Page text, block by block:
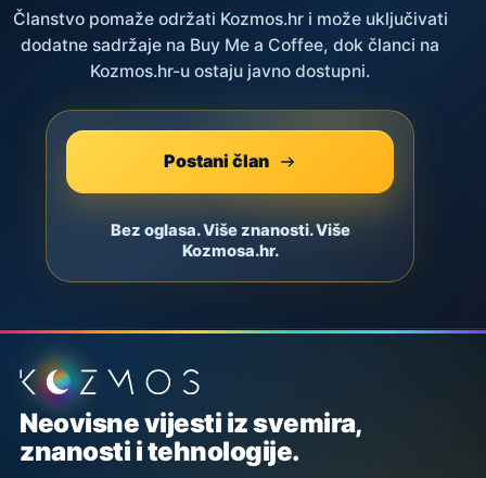
Članstvo pomaže održati Kozmos.hr i može uključivati
dodatne sadržaje na Buy Me a Coffee, dok članci na
Kozmos.hr-u ostaju javno dostupni.
Postani član
Bez oglasa. Više znanosti. Više
Kozmosa.hr.
Podnožje stranice
Neovisne vijesti iz svemira,
znanosti i tehnologije.